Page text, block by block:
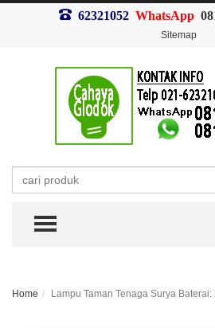
62321052 WhatsApp
Sitemap
TOGGLE MENU
Home Lampu Taman Tenaga Surya Baterai: